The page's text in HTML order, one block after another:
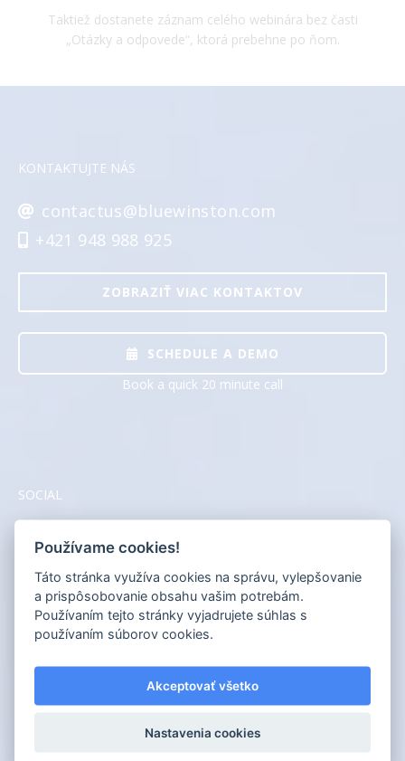
Taktiež dostanete záznam celého webinára bez časti
„Otázky a odpovede“, ktorá prebehne po ňom.
KONTAKTUJTE NÁS
contactus@bluewinston.com
+421 948 988 925
ZOBRAZIŤ VIAC KONTAKTOV
SCHEDULE A DEMO
Book a quick 20 minute call
SOCIAL
Používame cookies!
Táto stránka využíva cookies na správu, vylepšovanie
a prispôsobovanie obsahu vašim potrebám.
Používaním tejto stránky vyjadrujete súhlas s
používaním súborov cookies.
Akceptovať všetko
Nastavenia cookies